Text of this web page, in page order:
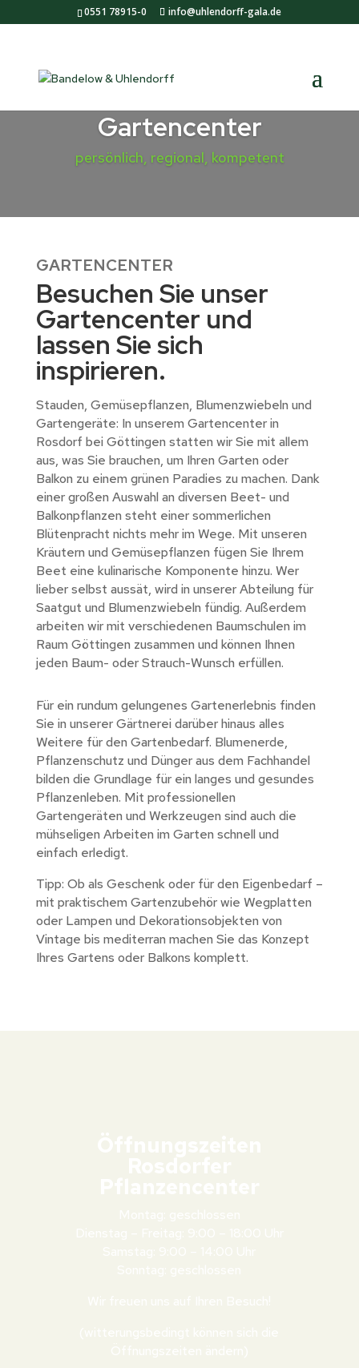
0551 78915-0 info@uhlendorff-gala.de
Gartencenter
persönlich, regional, kompetent
GARTENCENTER
Besuchen Sie unser
Gartencenter und
lassen Sie sich
inspirieren.
Stauden, Gemüsepflanzen, Blumenzwiebeln und
Gartengeräte: In unserem Gartencenter in
Rosdorf bei Göttingen statten wir Sie mit allem
aus, was Sie brauchen, um Ihren Garten oder
Balkon zu einem grünen Paradies zu machen. Dank
einer großen Auswahl an diversen Beet- und
Balkonpflanzen steht einer sommerlichen
Blütenpracht nichts mehr im Wege. Mit unseren
Kräutern und Gemüsepflanzen fügen Sie Ihrem
Beet eine kulinarische Komponente hinzu. Wer
lieber selbst aussät, wird in unserer Abteilung für
Saatgut und Blumenzwiebeln fündig. Außerdem
arbeiten wir mit verschiedenen Baumschulen im
Raum Göttingen zusammen und können Ihnen
jeden Baum- oder Strauch-Wunsch erfüllen.
Für ein rundum gelungenes Gartenerlebnis finden
Sie in unserer Gärtnerei darüber hinaus alles
Weitere für den Gartenbedarf. Blumenerde,
Pflanzenschutz und Dünger aus dem Fachhandel
bilden die Grundlage für ein langes und gesundes
Pflanzenleben. Mit professionellen
Gartengeräten und Werkzeugen sind auch die
mühseligen Arbeiten im Garten schnell und
einfach erledigt.
Tipp: Ob als Geschenk oder für den Eigenbedarf –
mit praktischem Gartenzubehör wie Wegplatten
oder Lampen und Dekorationsobjekten von
Vintage bis mediterran machen Sie das Konzept
Ihres Gartens oder Balkons komplett.